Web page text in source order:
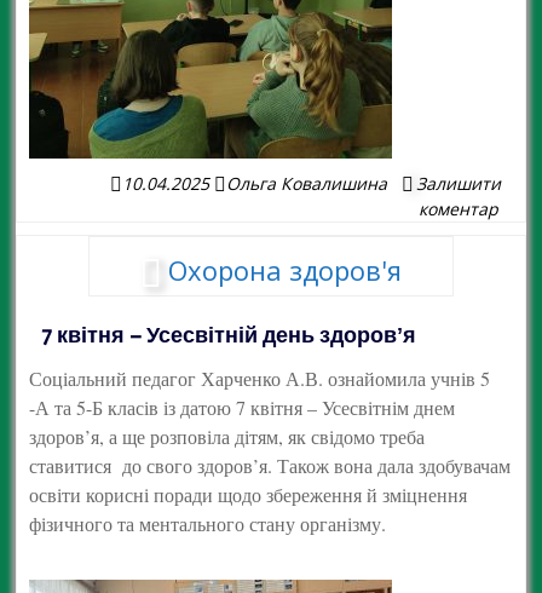
10.04.2025 Ольга Ковалишина
Залишити
коментар
Охорона здоров'я
7 квітня – Усесвітній день здоровʼя
Соціальний педагог Харченко А.В. ознайомила учнів 5
-А та 5-Б класів із датою 7 квітня – Усесвітнім днем
здоров’я, а ще розповіла дітям, як свідомо треба
ставитися до свого здоров’я. Також вона дала здобувачам
освіти корисні поради щодо збереження й зміцнення
фізичного та ментального стану організму.